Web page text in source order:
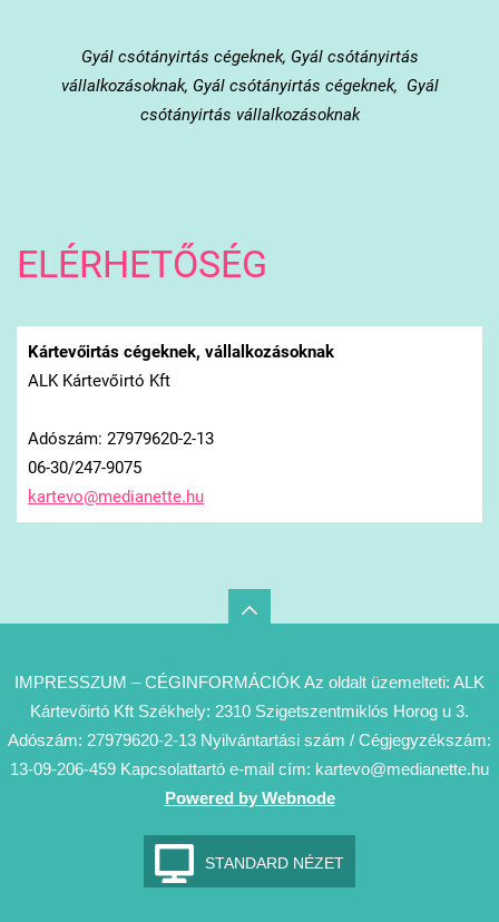
Gyálcsótányirtás cégeknek, Gyál csótányirtás
vállalkozásoknak, Gyál csótányirtás cégeknek, Gyál
csótányirtás vállalkozásoknak
ELÉRHETŐSÉG
Kártevőirtás cégeknek, vállalkozásoknak
ALK Kártevőirtó Kft
Adószám: 27979620-2-13
06-30/247-9075
kartevo@medianette.hu
IMPRESSZUM – CÉGINFORMÁCIÓK Az oldalt üzemelteti: ALK
Kártevőirtó Kft Székhely: 2310 Szigetszentmiklós Horog u 3.
Adószám: 27979620-2-13 Nyilvántartási szám / Cégjegyzékszám:
13-09-206-459 Kapcsolattartó e-mail cím: kartevo@medianette.hu
Powered by Webnode
STANDARD NÉZET